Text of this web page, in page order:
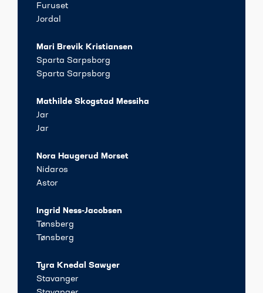
Furuset
Jordal
Mari Brevik Kristiansen
Sparta Sarpsborg
Sparta Sarpsborg
Mathilde Skogstad Messiha
Jar
Jar
Nora Haugerud Morset
Nidaros
Astor
Ingrid Ness-Jacobsen
Tønsberg
Tønsberg
Tyra Knedal Sawyer
Stavanger